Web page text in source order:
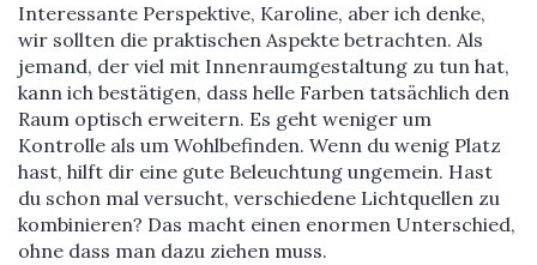
Interessante Perspektive, Karoline, aber ich denke,
wir sollten die praktischen Aspekte betrachten. Als
jemand, der viel mit Innenraumgestaltung zu tun hat,
kann ich bestätigen, dass helle Farben tatsächlich den
Raum optisch erweitern. Es geht weniger um
Kontrolle als um Wohlbefinden. Wenn du wenig Platz
hast, hilft dir eine gute Beleuchtung ungemein. Hast
du schon mal versucht, verschiedene Lichtquellen zu
kombinieren? Das macht einen enormen Unterschied,
ohne dass man dazu ziehen muss.